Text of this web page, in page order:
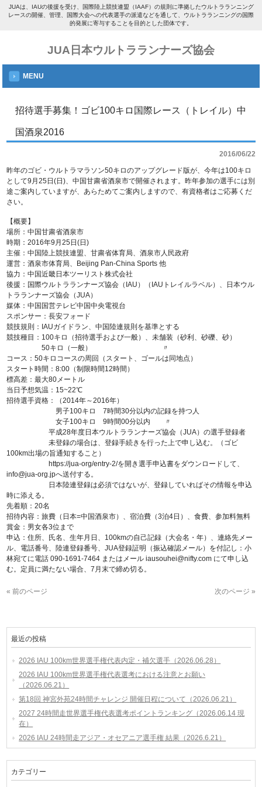
JUAは、IAUの後援を受け、国際陸上競技連盟（IAAF）の規則に準拠したウルトラランニング
レースの開催、管理、国際大会への代表選手の派遣などを通して、ウルトラランニングの国際
的発展に寄与することを目的とした団体です。
JUA日本ウルトラランナーズ協会
MENU
招待選手募集！ゴビ100キロ国際レース（トレイル）中
国酒泉2016
2016/06/22
昨年のゴビ・ウルトラマラソン50キロのアップグレード版が、今年は100キロ
として9月25日(日)、中国甘粛省酒泉市で開催されます。昨年参加の選手には別
途ご案内していますが、あらためてご案内しますので、有資格者はご応募くだ
さい。
【概要】
場所：中国甘粛省酒泉市
時期：2016年9月25日(日)
主催：中国陸上競技連盟、甘粛省体育局、酒泉市人民政府
運営：酒泉市体育局、Beijing Pan-China Sports 他
協力：中国近畿日本ツーリスト株式会社
後援：国際ウルトラランナーズ協会（IAU）（IAUトレイルラベル）、日本ウル
トラランナーズ協会（JUA）
媒体：中国国営テレビ中国中央電視台
スポンサー：長安フォード
競技規則：IAUガイドラン、中国陸連規則を基準とする
競技種目：100キロ（招待選手および一般）、未舗装（砂利、砂礫、砂）
50キロ（一般） 〃
コース：50キロコースの周回（スタート、ゴールは同地点）
スタート時間：8:00（制限時間12時間）
標高差：最大80メートル
当日予想気温：15~22℃
招待選手資格：（2014年～2016年）
男子100キロ 7時間30分以内の記録を持つ人
女子100キロ 9時間00分以内 〃
平成28年度日本ウルトラランナーズ協会（JUA）の選手登録者
未登録の場合は、登録手続きを行った上で申し込む。（ゴビ
100km出場の旨通知すること）
https://jua-org/entry-2/を開き選手申込書をダウンロードして、
info@jua-org.jpへ送付する。
日本陸連登録は必須ではないが、登録していればその情報を申込
時に添える。
先着順：20名
招待内容：旅費（日本=中国酒泉市）、宿泊費（3泊4日）、食費、参加料無料
賞金：男女各3位まで
申込：住所、氏名、生年月日、100kmの自己記録（大会名・年）、連絡先メー
ル、電話番号、陸連登録番号、JUA登録証明（振込確認メール）を付記し：小
林宛てに電話 090-1691-7464 またはメール iausouhei@nifty.com にて申し込
む。定員に満たない場合、7月末で締め切る。
« 前のページ 次のページ »
最近の投稿
2026 IAU 100km世界選手権代表内定・補欠選手（2026.06.28）
2026 IAU 100km世界選手権代表選考における注意とお願い
（2026.06.21）
第18回 神宮外苑24時間チャレンジ 開催日程について（2026.06.21）
2027 24時間走世界選手権代表選考ポイントランキング（2026.06.14 現
在）
2026 IAU 24時間走アジア・オセアニア選手権 結果（2026.6.21）
カテゴリー